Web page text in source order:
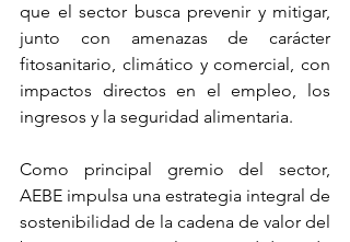
que el sector busca prevenir y mitigar,
junto con amenazas de carácter
fitosanitario, climático y comercial, con
impactos directos en el empleo, los
ingresos y la seguridad alimentaria.
Como principal gremio del sector,
AEBE impulsa una estrategia integral de
sostenibilidad de la cadena de valor del